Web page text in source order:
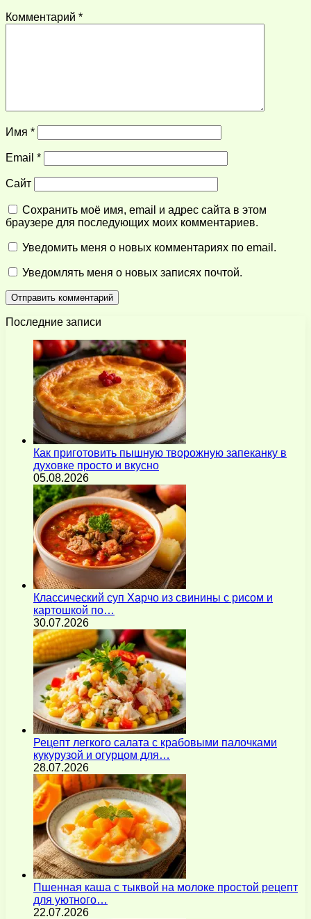
Комментарий *
Имя *
Email *
Сайт
Сохранить моё имя, email и адрес сайта в этом
браузере для последующих моих комментариев.
Уведомить меня о новых комментариях по email.
Уведомлять меня о новых записях почтой.
Последние записи
Как приготовить пышную творожную запеканку в
духовке просто и вкусно
05.08.2026
Классический суп Харчо из свинины с рисом и
картошкой по…
30.07.2026
Рецепт легкого салата с крабовыми палочками
кукурузой и огурцом для…
28.07.2026
Пшенная каша с тыквой на молоке простой рецепт
для уютного…
22.07.2026